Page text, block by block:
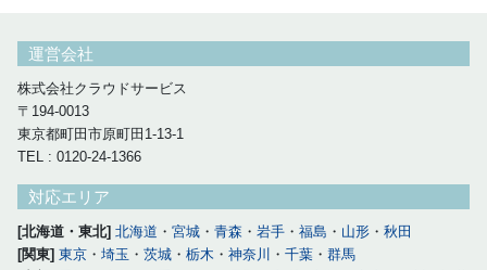
運営会社
株式会社クラウドサービス
〒194-0013
東京都町田市原町田1-13-1
TEL : 0120-24-1366
対応エリア
[北海道・東北] 北海道 ・宮城 ・青森 ・岩手 ・福島 ・ 山形 ・秋田
[関東] 東京 ・埼玉 ・茨城 ・栃木 ・神奈川 ・千葉 ・群馬